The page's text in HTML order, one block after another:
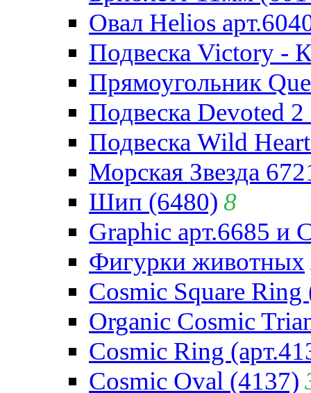
Овал Helios
Подвеска Victory -
Прямоугольник
Подвеска Devoted
Подвеска Wild
Морская Звезда
Шип (6480) 8
Graphic арт.6685 и
Фигурки животных
Cosmic Square Ring
Organic Cosmic
Cosmic Ring
Cosmic Oval (4137)